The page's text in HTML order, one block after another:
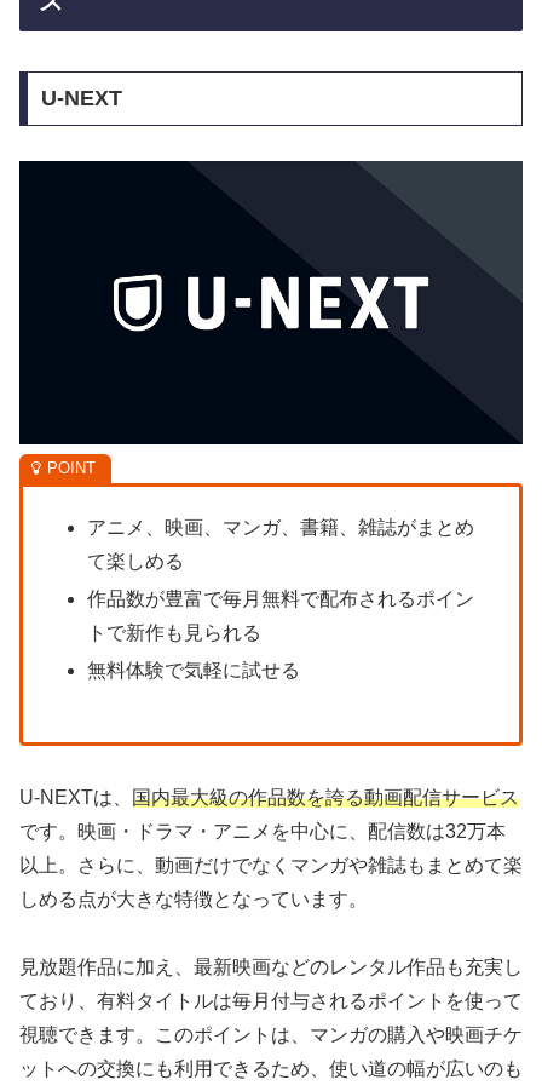
U-NEXT
アニメ、映画、マンガ、書籍、雑誌がまとめ
て楽しめる
作品数が豊富で毎月無料で配布されるポイン
トで新作も見られる
無料体験で気軽に試せる
U-NEXTは、 国内最大級の作品数を誇る動画配信サービス
です。映画・ドラマ・アニメを中心に、配信数は32万本
以上。さらに、動画だけでなくマンガや雑誌もまとめて楽
しめる点が大きな特徴となっています。
見放題作品に加え、最新映画などのレンタル作品も充実し
ており、有料タイトルは毎月付与されるポイントを使って
視聴できます。このポイントは、マンガの購入や映画チケ
ットへの交換にも利用できるため、使い道の幅が広いのも